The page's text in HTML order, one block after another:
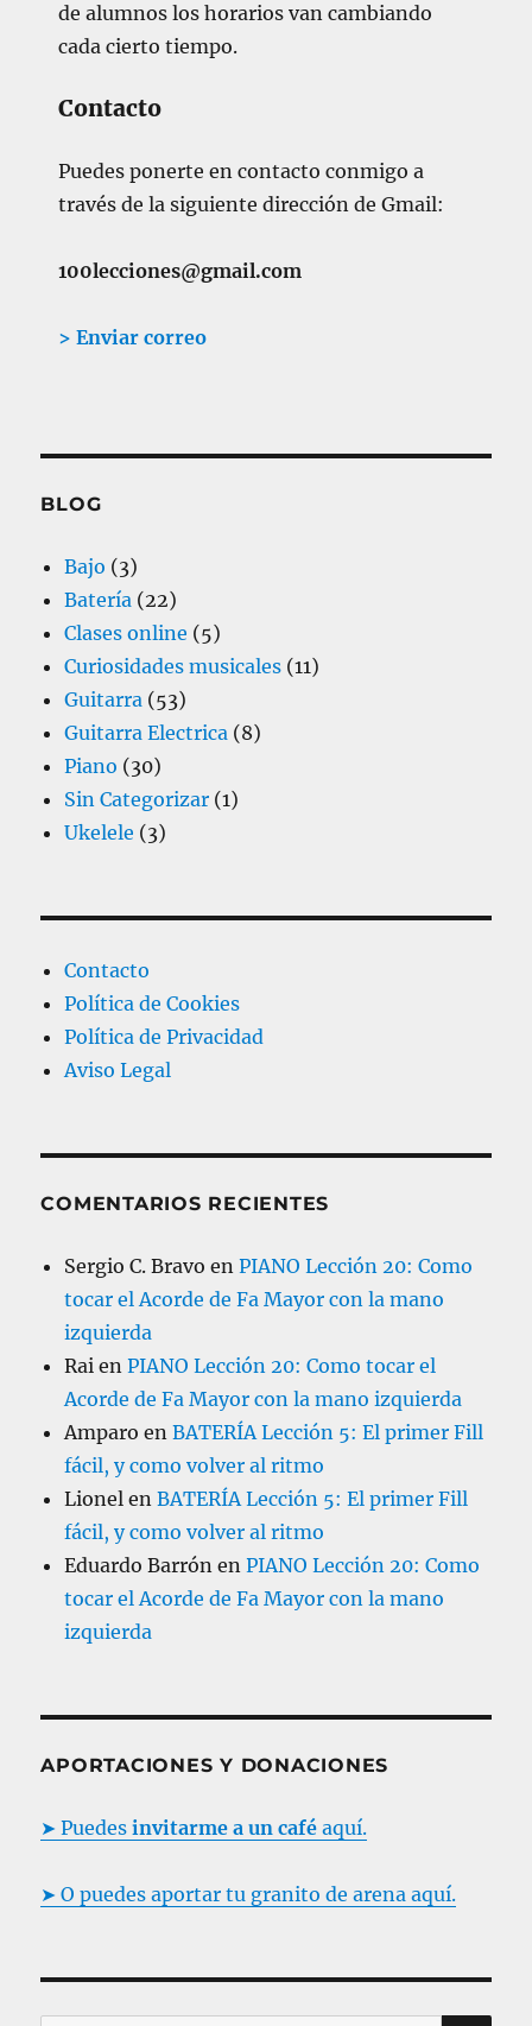
de alumnos los horarios van cambiando
cada cierto tiempo.
Contacto
Puedes ponerte en contacto conmigo a
través de la siguiente dirección de Gmail:
100lecciones@gmail.com
> Enviar correo
BLOG
Bajo (3)
Batería (22)
Clases online (5)
Curiosidades musicales (11)
Guitarra (53)
Guitarra Electrica (8)
Piano (30)
Sin Categorizar (1)
Ukelele (3)
Contacto
Política de Cookies
Política de Privacidad
Aviso Legal
COMENTARIOS RECIENTES
Sergio C. Bravo enPIANO Lección 20: Como
tocar el Acorde de Fa Mayor con la mano
izquierda
Rai enPIANO Lección 20: Como tocar el
Acorde de Fa Mayor con la mano izquierda
Amparo enBATERÍA Lección 5: El primer Fill
fácil, y como volver al ritmo
Lionel enBATERÍA Lección 5: El primer Fill
fácil, y como volver al ritmo
Eduardo Barrón enPIANO Lección 20: Como
tocar el Acorde de Fa Mayor con la mano
izquierda
APORTACIONES Y DONACIONES
➤ Puedesinvitarme a un café aquí.
➤ O puedes aportar tu granito de arena aquí.